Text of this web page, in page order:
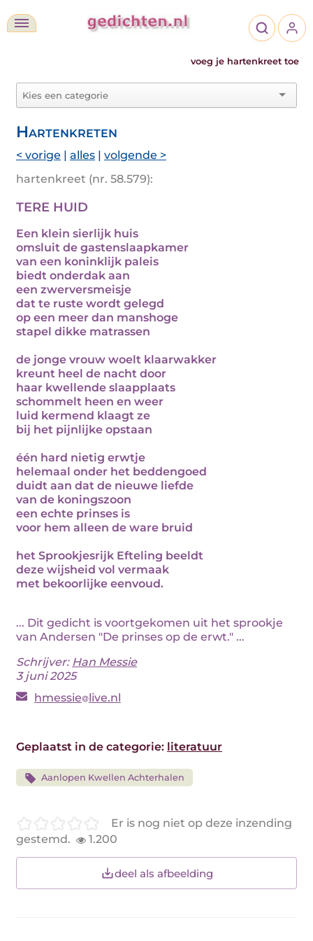
voeg je hartenkreet toe
Hartenkreten
< vorige | alles | volgende >
hartenkreet (nr. 58.579):
TERE HUID
Een klein sierlijk huis
omsluit de gastenslaapkamer
van een koninklijk paleis
biedt onderdak aan
een zwerversmeisje
dat te ruste wordt gelegd
op een meer dan manshoge
stapel dikke matrassen
de jonge vrouw woelt klaarwakker
kreunt heel de nacht door
haar kwellende slaapplaats
schommelt heen en weer
luid kermend klaagt ze
bij het pijnlijke opstaan
één hard nietig erwtje
helemaal onder het beddengoed
duidt aan dat de nieuwe liefde
van de koningszoon
een echte prinses is
voor hem alleen de ware bruid
het Sprookjesrijk Efteling beeldt
deze wijsheid vol vermaak
met bekoorlijke eenvoud.
... Dit gedicht is voortgekomen uit het sprookje
van Andersen "De prinses op de erwt." ...
Schrijver: Han Messie
3 juni 2025
hmessie live.nl
Geplaatst in de categorie: literatuur
Aanlopen Kwellen Achterhalen
Er is nog niet op deze inzending
gestemd.
1.200
deel als afbeelding